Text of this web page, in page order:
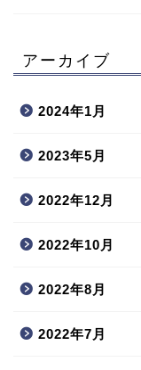
アーカイブ
2024年1月
2023年5月
2022年12月
2022年10月
2022年8月
2022年7月